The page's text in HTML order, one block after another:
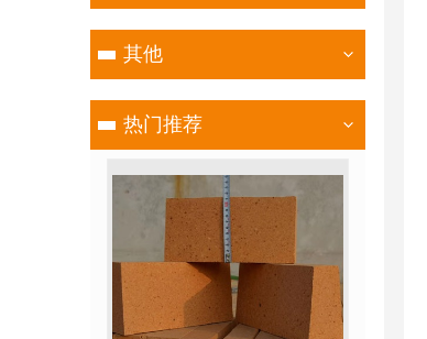
其他
热门推荐